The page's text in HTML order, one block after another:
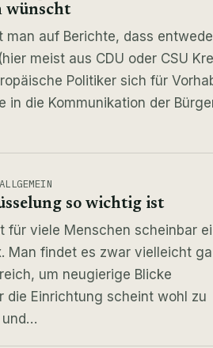
wünscht
man auf Berichte, dass
meist aus CDU oder CSU
Politiker sich für
in die Kommunikation der
so wichtig ist
für viele Menschen scheinbar
Man findet es zwar vielleicht
um neugierige Blicke
die Einrichtung scheint wohl zu
und…